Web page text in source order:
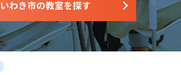
いわき市の教室を探す